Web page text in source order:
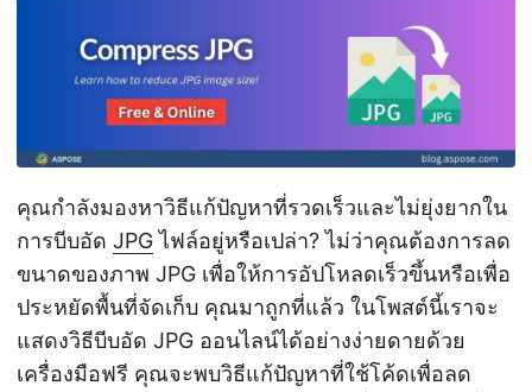
คุณกำลังมองหาวิธีแก้ปัญหาที่รวดเร็วและไม่ยุ่งยากใน
การบีบอัด JPGไฟล์อยู่หรือเปล่า? ไม่ว่าคุณต้องการลด
ขนาดของภาพ JPG เพื่อให้การอัปโหลดเร็วขึ้นหรือเพื่อ
ประหยัดพื้นที่จัดเก็บ คุณมาถูกที่แล้ว ในโพสต์นี้เราจะ
แสดงวิธีบีบอัด JPG ออนไลน์ได้อย่างง่ายดายด้วย
เครื่องมือฟรี คุณจะพบวิธีแก้ปัญหาที่ใช้โค้ดเพื่อลด